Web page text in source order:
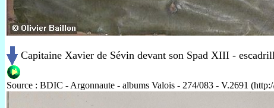
Capitaine Xavier de Sévin devant son Spad XIII -
Source : BDIC - Argonnaute - albums Valois - 274/083 - V.2691